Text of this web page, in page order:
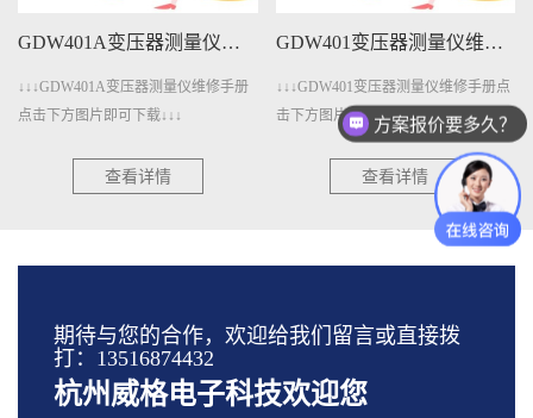
GDW401A变压器测量仪维修手册下载
↓↓↓GDW401A变压器测量仪维修手册
点击下方图片即可下载↓↓↓
查看详情
GDW401变压器测量仪维修手册下载
↓↓↓GDW401变压器测量仪维修手册点
击下方图片即可下载↓↓↓
查看详情
期待与您的合作，欢迎给我们留言或直接拨
打：13516874432
杭州威格电子科技欢迎您
方案报价要多久？